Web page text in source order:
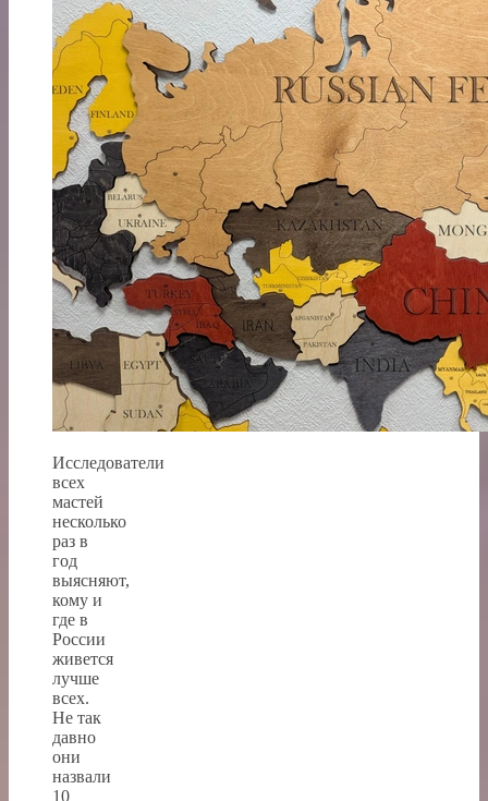
Исследователи
всех
мастей
несколько
раз в
год
выясняют,
кому и
где в
России
живется
лучше
всех.
Не так
давно
они
назвали
10